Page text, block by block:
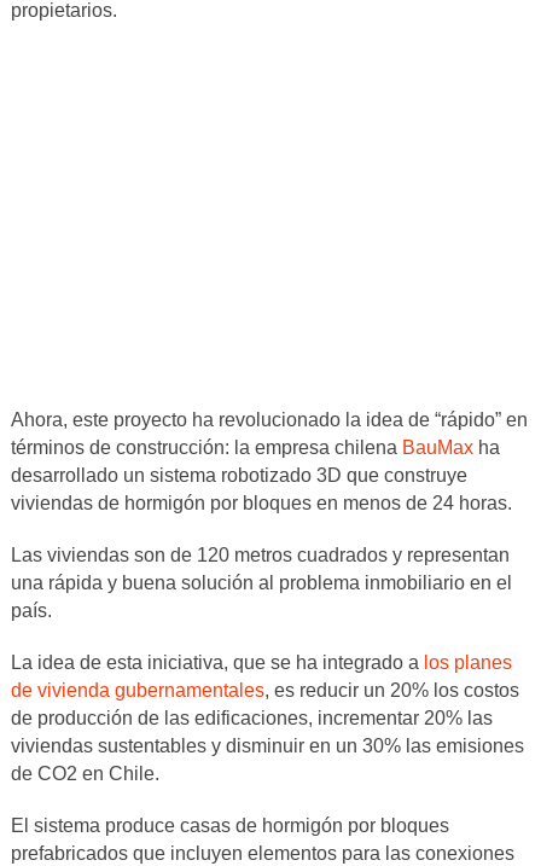
propietarios.
Ahora, este proyecto ha revolucionado la idea de “rápido” en
términos de construcción: la empresa chilena BauMaxha
desarrollado un sistema robotizado 3D que construye
viviendas de hormigón por bloques en menos de 24 horas.
Las viviendas son de 120 metros cuadrados y representan
una rápida y buena solución al problema inmobiliario en el
país.
La idea de esta iniciativa, que se ha integrado a los planes
de vivienda gubernamentales, es reducir un 20% los costos
de producción de las edificaciones, incrementar 20% las
viviendas sustentables y disminuir en un 30% las emisiones
de CO2 en Chile.
El sistema produce casas de hormigón por bloques
prefabricados que incluyen elementos para las conexiones